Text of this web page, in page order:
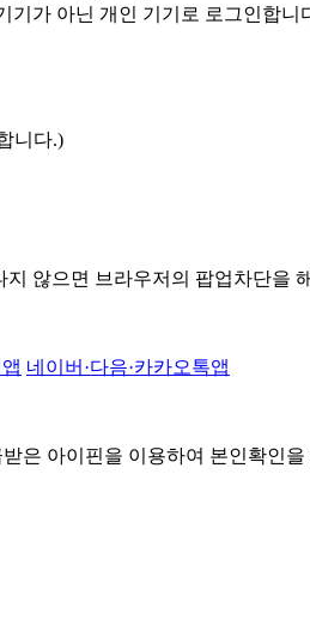
기가 아닌 개인 기기로 로그인합니
니다.)
않으면 브라우저의 팝업차단을
네이버·다음·카카오톡앱
은 아이핀을 이용하여 본인확인을